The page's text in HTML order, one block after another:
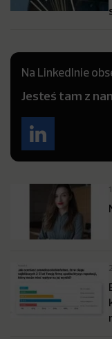
Na LinkedInie
Jesteś tam z